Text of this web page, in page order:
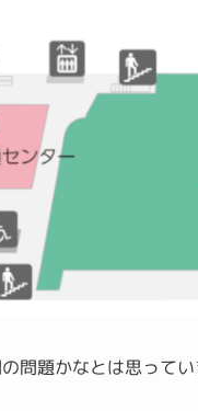
問題かなとは思ってい